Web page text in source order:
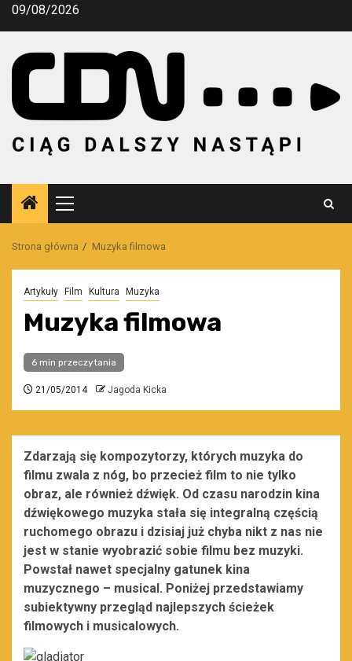
Przejdź
09/08/2026
Menu
główne
Strona główna Muzyka filmowa
Artykuły Film Kultura Muzyka
Muzyka filmowa
6 min przeczytania
21/05/2014 Jagoda Kicka
Zdarzają się kompozytorzy, których muzyka do
filmu zwala z nóg, bo przecież film to nie tylko
obraz, ale również dźwięk. Od czasu narodzin kina
dźwiękowego muzyka stała się integralną częścią
ruchomego obrazu i dzisiaj już chyba nikt z nas nie
jest w stanie wyobrazić sobie filmu bez muzyki.
Powstał nawet specjalny gatunek kina
muzycznego – musical. Poniżej przedstawiamy
subiektywny przegląd najlepszych ścieżek
filmowych i musicalowych.